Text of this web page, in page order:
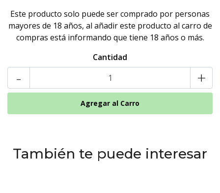
Este producto solo puede ser comprado por personas
mayores de 18 años, al añadir este producto al carro de
compras está informando que tiene 18 años o más.
Cantidad
- +
También te puede interesar